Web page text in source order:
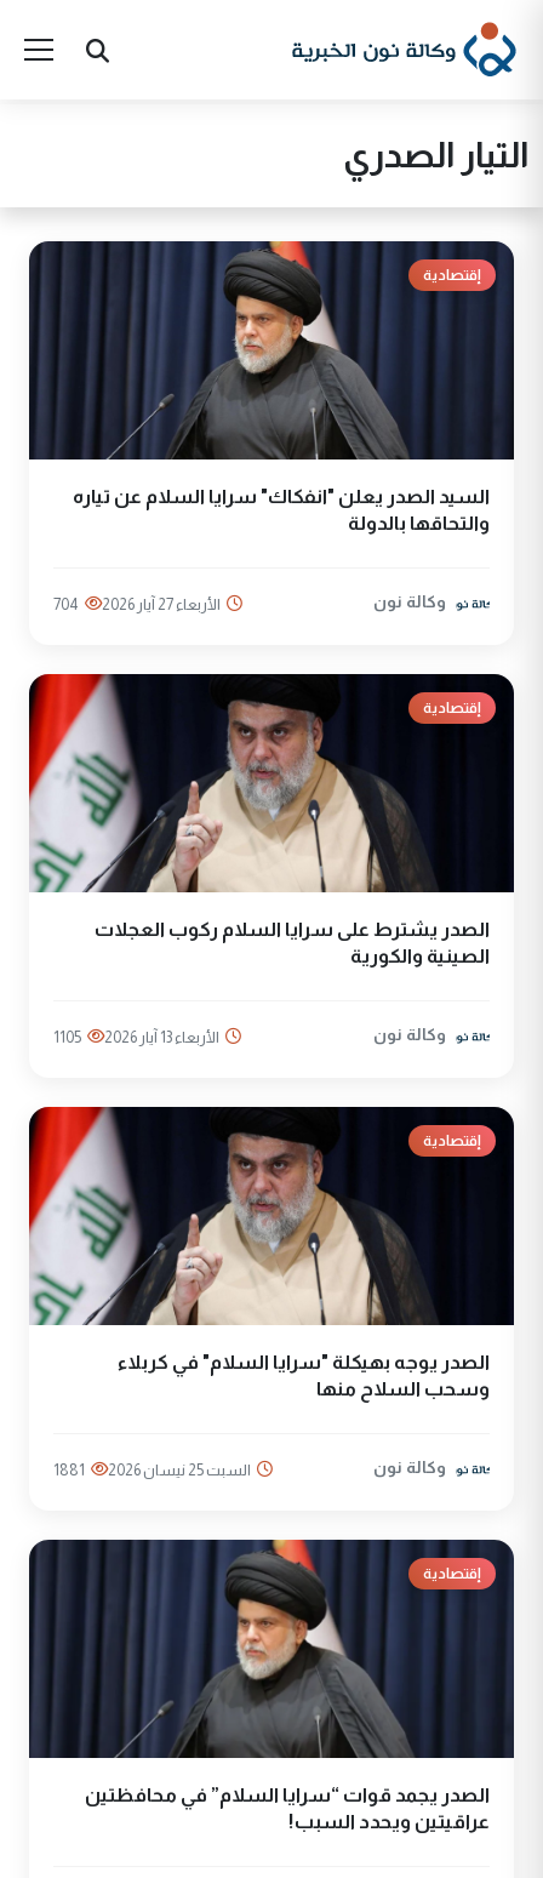
التيار الصدري
إقتصادية
السيد الصدر يعلن "انفكاك" سرايا السلام عن تياره
والتحاقها بالدولة
وكالة نون الأربعاء 27 آيار 2026 704
إقتصادية
الصدر يشترط على سرايا السلام ركوب العجلات
الصينية والكورية
وكالة نون الأربعاء 13 آيار 2026 1105
إقتصادية
الصدر يوجه بهيكلة "سرايا السلام" في كربلاء
وسحب السلاح منها
وكالة نون السبت 25 نيسان 2026 1881
إقتصادية
الصدر يجمد قوات “سرايا السلام” في محافظتين
عراقيتين ويحدد السبب!